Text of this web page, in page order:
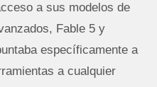
a sus modelos de
Fable 5 y
específicamente a
a cualquier